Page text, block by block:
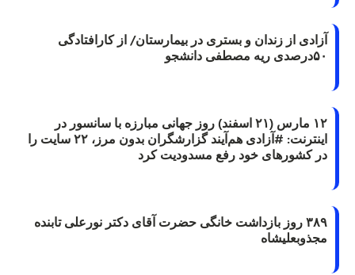
آزادی از زندان و بستری در بیمارستان/ از کارافتادگی
۵۰درصدی ریه مصطفی دانشجو
۱۲ مارس (۲۱ اسفند) روز جهانی مبارزه با سانسور در
اینترنت: #آزادی هم‌آیند گزارشگران‌ بدون مرز، ۲۲ سایت را
در کشورهای خود رفع مسدودیت کرد
۳۸۹ روز بازداشت خانگی حضرت آقای دکتر نورعلی تابنده
مجذوبعلیشاه